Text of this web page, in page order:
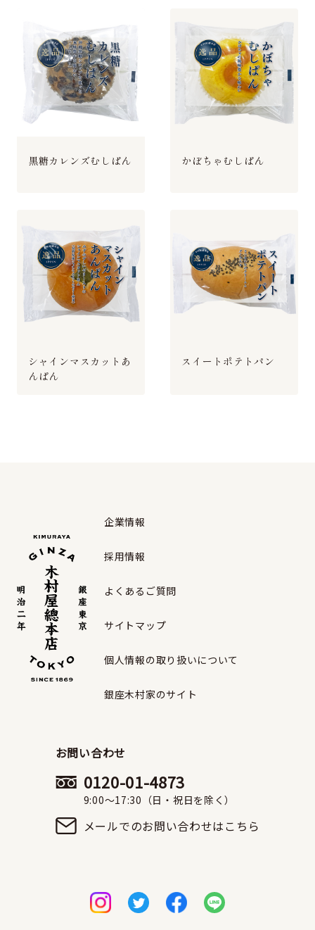
黒糖カレンズむしぱん かぼちゃむしぱん
シャインマスカットあ
んぱん
スイートポテトパン
企業情報
採用情報
よくあるご質問
サイトマップ
個人情報の取り扱いについて
銀座木村家のサイト
お問い合わせ
0120-01-4873
9:00〜17:30（日・祝日を除く）
メールでのお問い合わせはこちら